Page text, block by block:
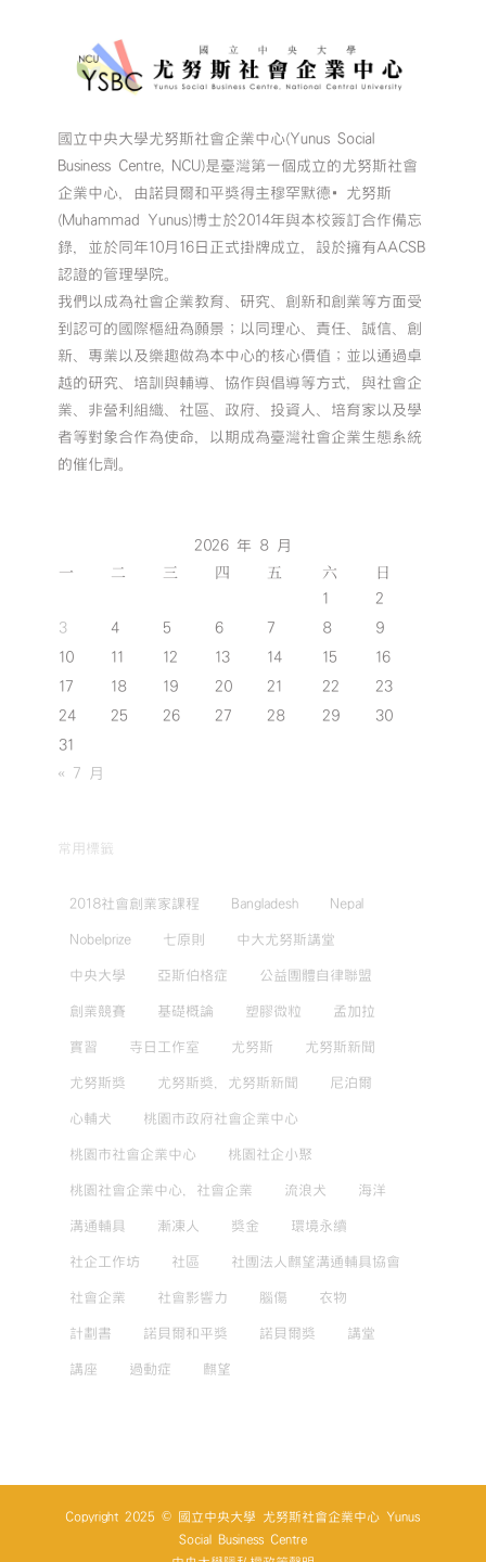
國立中央大學尤努斯社會企業中心(Yunus Social
Business Centre, NCU)是臺灣第一個成立的尤努斯社會
企業中心，由諾貝爾和平獎得主穆罕默德•尤努斯
(Muhammad Yunus)博士於2014年與本校簽訂合作備忘
錄，並於同年10月16日正式掛牌成立，設於擁有AACSB
認證的管理學院。
我們以成為社會企業教育、研究、創新和創業等方面受
到認可的國際樞紐為願景；以同理心、責任、誠信、創
新、專業以及樂趣做為本中心的核心價值；並以通過卓
越的研究、培訓與輔導、協作與倡導等方式，與社會企
業、非營利組織、社區、政府、投資人、培育家以及學
者等對象合作為使命，以期成為臺灣社會企業生態系統
的催化劑。
2026 年 8 月
一 二 三 四 五 六 日
1
2
3
4 5 6 7 8
9
10
11 12 13 14 15
16
17
18 19 20 21 22
23
24
25 26 27 28 29
30
31
« 7 月
常用標籤
2018社會創業家課程 Bangladesh Nepal
Nobelprize 七原則 中大尤努斯講堂
中央大學 亞斯伯格症 公益團體自律聯盟
創業競賽 基礎概論 塑膠微粒 孟加拉
實習 寺日工作室 尤努斯 尤努斯新聞
尤努斯獎 尤努斯獎，尤努斯新聞 尼泊爾
心輔犬 桃園市政府社會企業中心
桃園市社會企業中心 桃園社企小聚
桃園社會企業中心，社會企業 流浪犬 海洋
溝通輔具 漸凍人 獎金 環境永續
社企工作坊 社區 社團法人麒望溝通輔具協會
社會企業 社會影響力 腦傷 衣物
計劃書 諾貝爾和平獎 諾貝爾獎 講堂
講座 過動症 麒望
Copyright 2025 © 國立中央大學 尤努斯社會企業中心 Yunus
Social Business Centre